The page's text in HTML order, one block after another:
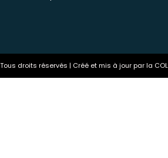
droits réservés | Créé et mis à jour par la